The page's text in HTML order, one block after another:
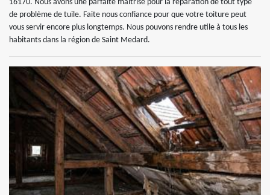
16170. Nous avons une parfaite maitrise pour la réparation de tout type
de problème de tuile. Faite nous confiance pour que votre toiture peut
vous servir encore plus longtemps. Nous pouvons rendre utile à tous les
habitants dans la région de Saint Medard.